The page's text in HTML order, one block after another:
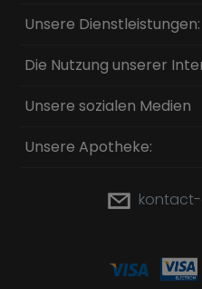
Unsere Dienstleistungen:
Die Nutzung unserer
Unsere sozialen Medien
Unsere Apotheke: